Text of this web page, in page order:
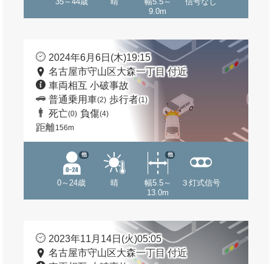
9.0m
2024年6月6日(木)19:15
名古屋市守山区大森一丁目 付近
車両相互 小破事故
普通乗用車(2) 歩行者(1)
死亡(0) 負傷(4)
距離156m
0～24歳
他
晴
幅5.5～
13.0m
他
３灯式信号
2023年11月14日(火)05:05
名古屋市守山区大森一丁目 付近